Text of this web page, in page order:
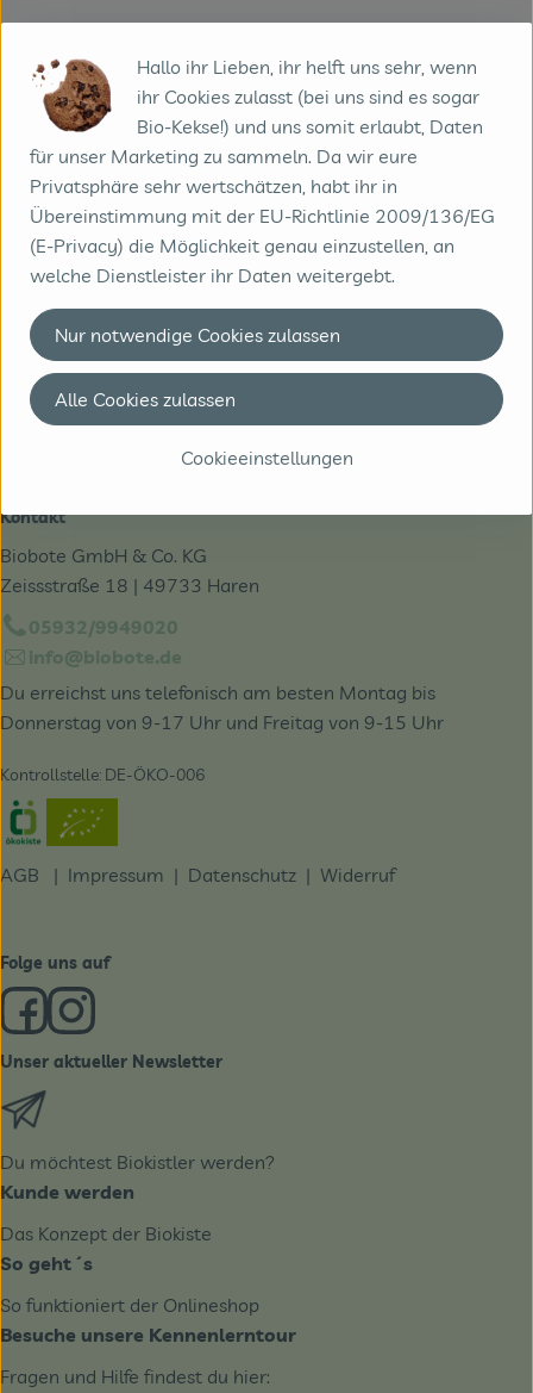
Info
Produktinformationen
Herkunft
Hersteller: Ecofruit
Kontakt
Biobote GmbH & Co. KG
Zeissstraße 18 | 49733 Haren
05932/9949020
info@biobote.de
Du erreichst uns telefonisch am besten Montag bis
Donnerstag von 9-17 Uhr und Freitag von 9-15 Uhr
Kontrollstelle: DE-ÖKO-006
Externer Link zu https://www.oekokiste.de/
AGB | Impressum | Datenschutz | Widerruf
Folge uns auf
Externer Link zu https://www.facebook.com/derBiobote/
Externer Link zu https://www.instagram.com/
Unser aktueller Newsletter
Du möchtest Biokistler werden?
Kunde werden
Das Konzept der Biokiste
So geht´s
So funktioniert der Onlineshop
Besuche unsere Kennenlerntour
Fragen und Hilfe findest du hier:
Hallo ihr Lieben, ihr helft uns sehr, wenn
ihr Cookies zulasst (bei uns sind es sogar
Bio-Kekse!) und uns somit erlaubt, Daten
für unser Marketing zu sammeln. Da wir eure
Privatsphäre sehr wertschätzen, habt ihr in
Übereinstimmung mit der EU-Richtlinie 2009/136/EG
(E-Privacy) die Möglichkeit genau einzustellen, an
welche Dienstleister ihr Daten weitergebt.
Cookieeinstellungen
Nur notwendige Cookies zulassen
Alle Cookies zulassen